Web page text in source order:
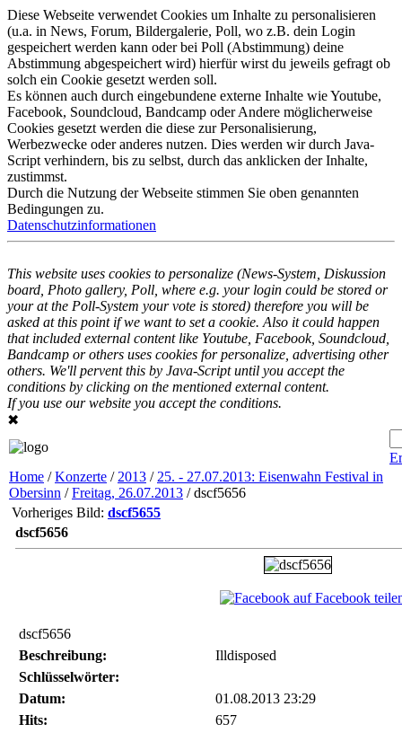
Diese Webseite verwendet Cookies um Inhalte zu personalisieren
(u.a. in News, Forum, Bildergalerie, Poll, wo z.B. dein Login
gespeichert werden kann oder bei Poll (Abstimmung) deine
Abstimmung abgespeichert wird) hierfür wirst du jeweils gefragt ob
solch ein Cookie gesetzt werden soll.
Es können auch durch eingebundene externe Inhalte wie Youtube,
Facebook, Soundcloud, Bandcamp oder Andere möglicherweise
Cookies gesetzt werden die diese zur Personalisierung,
Werbezwecke oder anderes nutzen. Dies werden wir durch Java-
Script verhindern, bis zu selbst, durch das anklicken der Inhalte,
zustimmst.
Durch die Nutzung der Webseite stimmen Sie oben genannten
Bedingungen zu.
Datenschutzinformationen
This website uses cookies to personalize (News-System, Diskussion
board, Photo gallery, Poll, where e.g. your login could be stored or
your at the Poll-System your vote is stored) therefore you will be
asked at this point if we want to set a cookie. Also it could happen
that included external content like Youtube, Facebook, Soundcloud,
Bandcamp or others uses cookies for personalize, advertising other
others. We'll pervent this by Java-Script until you accept the
conditions by clicking on the mentioned external content.
If you use our website you accept the conditions.
✖
Home /Konzerte / 2013 / 25. - 27.07.2013: Eisenwahn Festival in
Obersinn /Freitag, 26.07.2013 / dscf5656
Vorheriges Bild: dscf5655
dscf5656
auf Facebook
dscf5656
Beschreibung:
Illdisposed
Schlüsselwörter:
Datum:
01.08.2013 23:29
Hits:
657